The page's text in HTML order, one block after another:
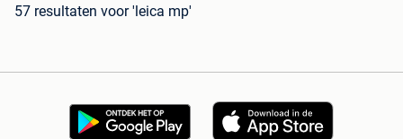
57 resultaten voor 'leica mp'